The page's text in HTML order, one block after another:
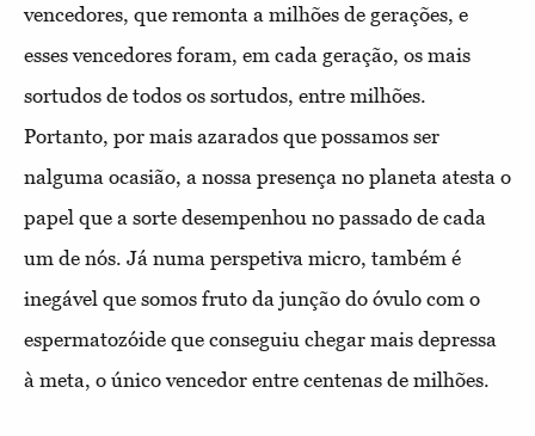
vencedores, que remonta a milhões de gerações, e
esses vencedores foram, em cada geração, os mais
sortudos de todos os sortudos, entre milhões.
Portanto, por mais azarados que possamos ser
nalguma ocasião, a nossa presença no planeta atesta o
papel que a sorte desempenhou no passado de cada
um de nós. Já numa perspetiva micro, também é
inegável que somos fruto da junção do óvulo com o
espermatozóide que conseguiu chegar mais depressa
à meta, o único vencedor entre centenas de milhões.